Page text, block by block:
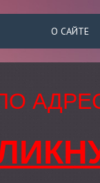
О САЙТЕ